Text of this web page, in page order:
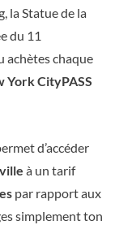
la Statue de la
du 11
achètes chaque
York CityPASS
d’accéder
à un tarif
par rapport aux
simplement ton